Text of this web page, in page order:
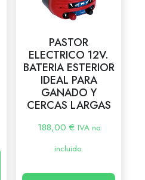
PASTOR
ELECTRICO 12V.
BATERIA ESTERIOR
IDEAL PARA
GANADO Y
CERCAS LARGAS
188,00 € IVA no
incluido.